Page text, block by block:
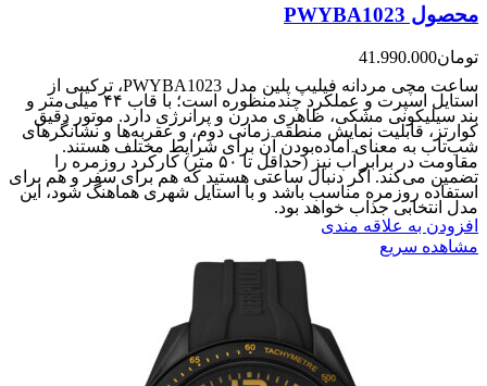
محصول PWYBA1023
تومان41.990.000
ساعت مچی مردانه فیلیپ پلین مدل PWYBA1023، ترکیبی از
استایل اسپرت و عملکرد چندمنظوره است؛ با قاب ۴۴ میلی‌متر و
بند سیلیکونی مشکی، ظاهری مدرن و پرانرژی دارد. موتور دقیق
کوارتز، قابلیت نمایش منطقه زمانی دوم، و عقربه‌ها و نشانگرهای
شب‌تاب به معنای آماده‌بودن آن برای شرایط مختلف هستند.
مقاومت در برابر آب نیز (حداقل تا ۵۰ متر) کارکرد روزمره را
تضمین می‌کند. اگر دنبال ساعتی هستید که هم برای سفر و هم برای
استفاده روزمره مناسب باشد و با استایل شهری هماهنگ شود، این
مدل انتخابی جذاب خواهد بود.
افزودن به علاقه مندی
مشاهده سریع